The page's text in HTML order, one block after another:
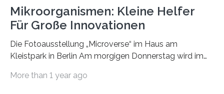
Mikroorganismen: Kleine Helfer
Für Große Innovationen
Die Fotoausstellung „Microverse“ im Haus am
Kleistpark in Berlin Am morgigen Donnerstag wird im
„Microverse“ mit Arbeiten der Fotografin Kathrin
More than 1 year ago